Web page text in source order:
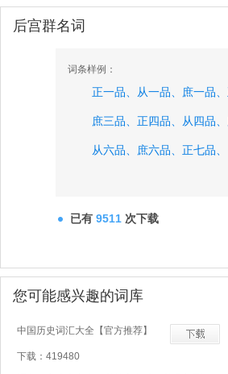
后宫群名词
词条样例：
正一品、 从一品、 庶一品、
庶三品、 正四品、 从四品、
从六品、 庶六品、 正七品、
已有 9511 次下载
您可能感兴趣的词库
中国历史词汇大全【官方推荐】
下载：419480